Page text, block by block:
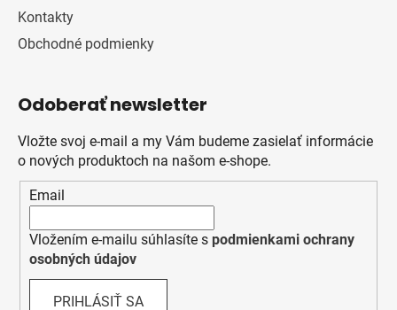
Kontakty
Obchodné podmienky
Odoberať newsletter
Vložte svoj e-mail a my Vám budeme zasielať informácie
o nových produktoch na našom e-shope.
Email
Vložením e-mailu súhlasíte s podmienkami ochrany
osobných údajov
PRIHLÁSIŤ SA